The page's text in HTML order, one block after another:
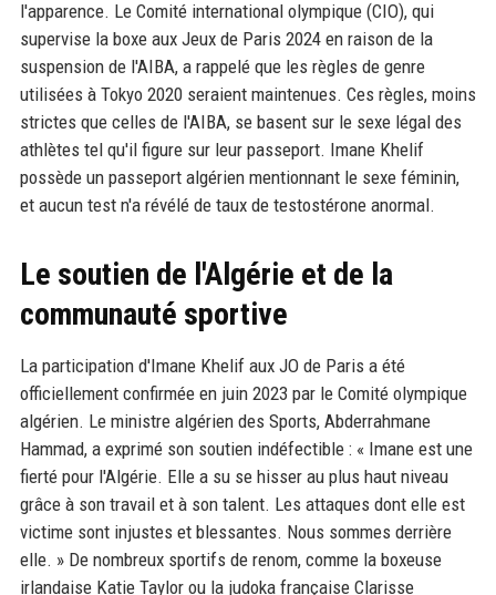
l'apparence. Le Comité international olympique (CIO), qui
supervise la boxe aux Jeux de Paris 2024 en raison de la
suspension de l'AIBA, a rappelé que les règles de genre
utilisées à Tokyo 2020 seraient maintenues. Ces règles, moins
strictes que celles de l'AIBA, se basent sur le sexe légal des
athlètes tel qu'il figure sur leur passeport. Imane Khelif
possède un passeport algérien mentionnant le sexe féminin,
et aucun test n'a révélé de taux de testostérone anormal.
Le soutien de l'Algérie et de la
communauté sportive
La participation d'Imane Khelif aux JO de Paris a été
officiellement confirmée en juin 2023 par le Comité olympique
algérien. Le ministre algérien des Sports, Abderrahmane
Hammad, a exprimé son soutien indéfectible : « Imane est une
fierté pour l'Algérie. Elle a su se hisser au plus haut niveau
grâce à son travail et à son talent. Les attaques dont elle est
victime sont injustes et blessantes. Nous sommes derrière
elle. » De nombreux sportifs de renom, comme la boxeuse
irlandaise Katie Taylor ou la judoka française Clarisse